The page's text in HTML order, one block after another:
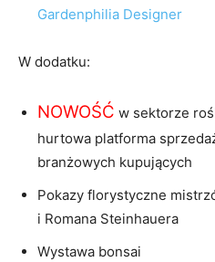
Gardenphilia Designer
W dodatku:
NOWOŚĆ w sektorze
hurtowa platforma
branżowych kupujących
Pokazy florystyczne
i Romana Steinhauera
Wystawa bonsai